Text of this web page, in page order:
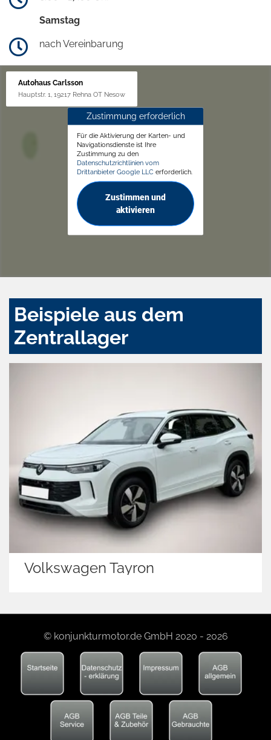
Samstag
nach Vereinbarung
Autohaus Carlsson
Hauptstr. 1, 19217 Rehna OT Nesow
Zustimmung erforderlich
Für die Aktivierung der Karten- und
Navigationsdienste ist Ihre
Zustimmung zu den
Datenschutzrichtlinien vom
Drittanbieter Google LLC erforderlich.
Zustimmen und
aktivieren
Beispiele aus dem
Zentrallager
Volkswagen Tayron
© konjunkturmotor.de GmbH 2020 - 2026